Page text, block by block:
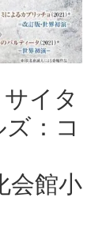
イタ
：コ
会館小